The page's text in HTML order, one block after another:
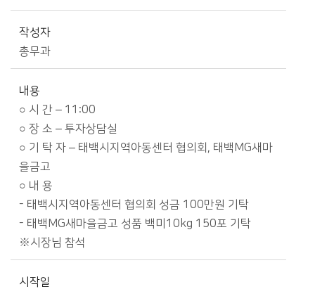
작성자
총무과
내용
○ 시 간 – 11:00
○ 장 소 – 투자상담실
○ 기 탁 자 – 태백시지역아동센터 협의회, 태백MG새마
을금고
○ 내 용
- 태백시지역아동센터 협의회 성금 100만원 기탁
- 태백MG새마을금고 성품 백미10kg 150포 기탁
※시장님 참석
시작일